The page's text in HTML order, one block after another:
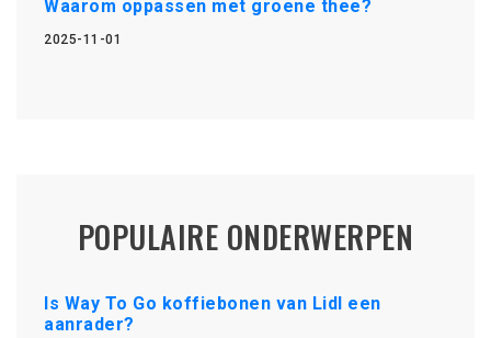
Waarom oppassen met groene thee?
2025-11-01
POPULAIRE ONDERWERPEN
Is Way To Go koffiebonen van Lidl een
aanrader?